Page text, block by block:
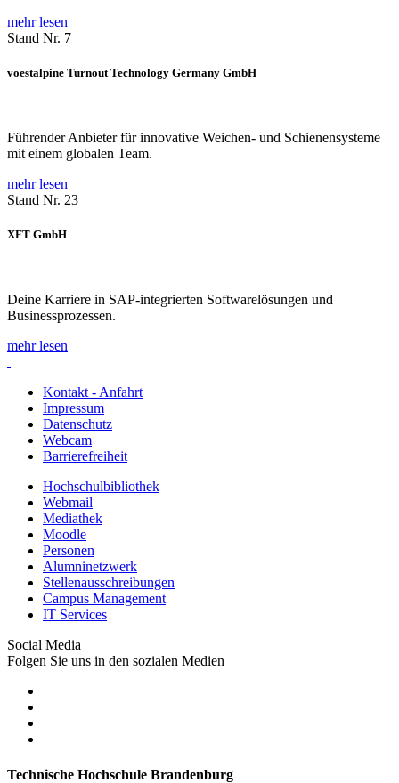
mehr lesen
Stand Nr. 7
voestalpine Turnout Technology Germany GmbH
Führender Anbieter für innovative Weichen- und Schienensysteme
mit einem globalen Team.
mehr lesen
Stand Nr. 23
XFT GmbH
Deine Karriere in SAP-integrierten Softwarelösungen und
Businessprozessen.
mehr lesen
Kontakt - Anfahrt
Impressum
Datenschutz
Webcam
Barrierefreiheit
Hochschulbibliothek
Webmail
Mediathek
Moodle
Personen
Alumninetzwerk
Stellenausschreibungen
Campus Management
IT Services
Social Media
Folgen Sie uns in den sozialen Medien
Technische Hochschule Brandenburg